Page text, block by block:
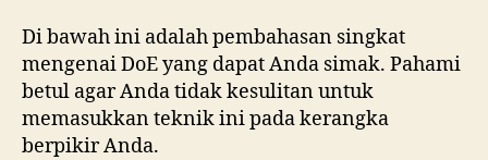
Di bawah ini adalah pembahasan singkat
mengenai DoE yang dapat Anda simak. Pahami
betul agar Anda tidak kesulitan untuk
memasukkan teknik ini pada kerangka
berpikir Anda.